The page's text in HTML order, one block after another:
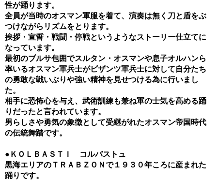
性が踊ります。
全員が当時のオスマン軍服を着て、演奏は無く刀と盾をぶ
つけながらリズムをとります。
挨拶・宣誓・戦闘・停戦というようなストーリー仕立てに
なっています。
最初のブルサ包囲でスルタン・オスマンや息子オルハンら
率いるオスマン軍兵士がビザンツ軍兵士に対して自分たち
の勇敢な戦いぶりや強い精神を見せつける為に行いまし
た。
相手に恐怖心を与え、武術訓練も兼ね軍の士気を高める踊
りだったと言われています。
男らしさや勇気の象徴として受継がれたオスマン帝国時代
の伝統舞踏です。
●ＫＯＬＢＡＳＴＩ コルバストュ
黒海エリアのＴＲＡＢＺＯＮで１９３０年ころに産まれた
踊りです。